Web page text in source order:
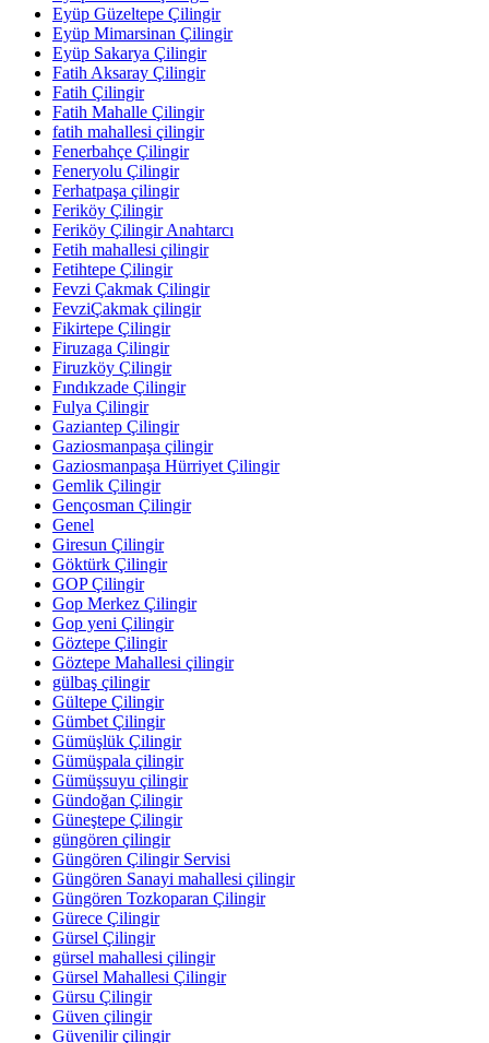
Eyüp Güzeltepe Çilingir
Eyüp Mimarsinan Çilingir
Eyüp Sakarya Çilingir
Fatih Aksaray Çilingir
Fatih Çilingir
Fatih Mahalle Çilingir
fatih mahallesi çilingir
Fenerbahçe Çilingir
Feneryolu Çilingir
Ferhatpaşa çilingir
Feriköy Çilingir
Feriköy Çilingir Anahtarcı
Fetih mahallesi çilingir
Fetihtepe Çilingir
Fevzi Çakmak Çilingir
FevziÇakmak çilingir
Fikirtepe Çilingir
Firuzaga Çilingir
Firuzköy Çilingir
Fındıkzade Çilingir
Fulya Çilingir
Gaziantep Çilingir
Gaziosmanpaşa çilingir
Gaziosmanpaşa Hürriyet Çilingir
Gemlik Çilingir
Gençosman Çilingir
Genel
Giresun Çilingir
Göktürk Çilingir
GOP Çilingir
Gop Merkez Çilingir
Gop yeni Çilingir
Göztepe Çilingir
Göztepe Mahallesi çilingir
gülbaş çilingir
Gültepe Çilingir
Gümbet Çilingir
Gümüşlük Çilingir
Gümüşpala çilingir
Gümüşsuyu çilingir
Gündoğan Çilingir
Güneştepe Çilingir
güngören çilingir
Güngören Çilingir Servisi
Güngören Sanayi mahallesi çilingir
Güngören Tozkoparan Çilingir
Gürece Çilingir
Gürsel Çilingir
gürsel mahallesi çilingir
Gürsel Mahallesi Çilingir
Gürsu Çilingir
Güven çilingir
Güvenilir çilingir